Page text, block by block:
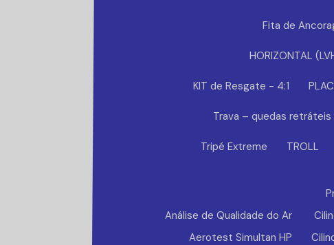
Fita de
HORIZONTAL
KIT de Resgate - 4:1
Trava – quedas retráteis
Tripé Extreme TROLL
Análise de Qualidade do Ar
Aerotest Simultan HP